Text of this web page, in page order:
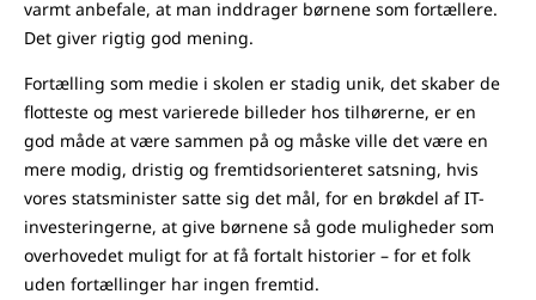
varmt anbefale, at man inddrager børnene som fortællere.
Det giver rigtig god mening.
Fortælling som medie i skolen er stadig unik, det skaber de
flotteste og mest varierede billeder hos tilhørerne, er en
god måde at være sammen på og måske ville det være en
mere modig, dristig og fremtidsorienteret satsning, hvis
vores statsminister satte sig det mål, for en brøkdel af IT-
investeringerne, at give børnene så gode muligheder som
overhovedet muligt for at få fortalt historier – for et folk
uden fortællinger har ingen fremtid.